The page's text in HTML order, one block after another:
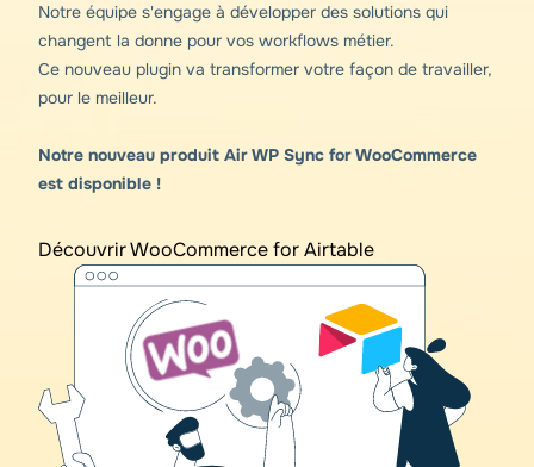
Notre équipe s'engage à développer des solutions qui
changent la donne pour vos workflows métier.
Ce nouveau plugin va transformer votre façon de travailler,
pour le meilleur.
Notre nouveau produit Air WP Sync for WooCommerce
est disponible !
Découvrir WooCommerce for Airtable